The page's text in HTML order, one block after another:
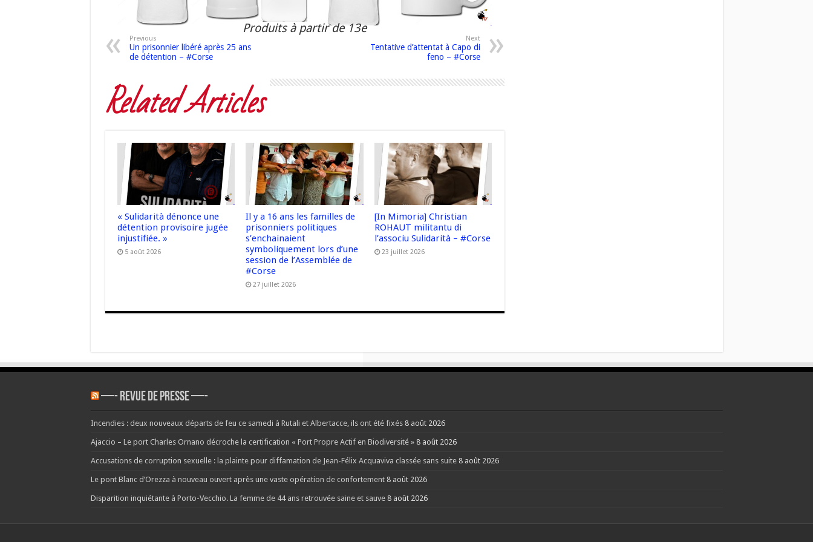
Produits à partir de 13e
Previous
Un prisonnier libéré après 25 ans
de détention – #Corse
Next
Tentative d’attentat à Capo di
feno – #Corse
Related Articles
« Sulidarità dénonce une
détention provisoire jugée
injustifiée. »
5 août 2026
Il y a 16 ans les familles de
prisonniers politiques
s’enchainaient
symboliquement lors d’une
session de l’Assemblée de
#Corse
27 juillet 2026
[In Mimoria] Christian
ROHAUT militantu di
l’associu Sulidarità – #Corse
23 juillet 2026
—- REVUE DE PRESSE —-
Incendies : deux nouveaux départs de feu ce samedi à Rutali et Albertacce, ils ont été fixés 8 août 2026
Ajaccio – Le port Charles Ornano décroche la certification « Port Propre Actif en Biodiversité » 8 août 2026
Accusations de corruption sexuelle : la plainte pour diffamation de Jean-Félix Acquaviva classée sans suite 8 août 2026
Le pont Blanc d’Orezza à nouveau ouvert après une vaste opération de confortement 8 août 2026
Disparition inquiétante à Porto-Vecchio. La femme de 44 ans retrouvée saine et sauve 8 août 2026